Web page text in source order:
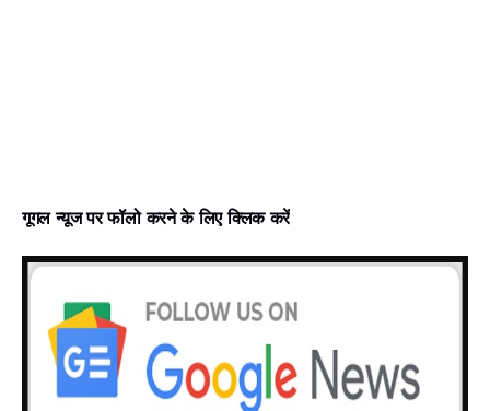
गूगल न्‍यूज पर फॉलो करने के लिए क्लिक करें